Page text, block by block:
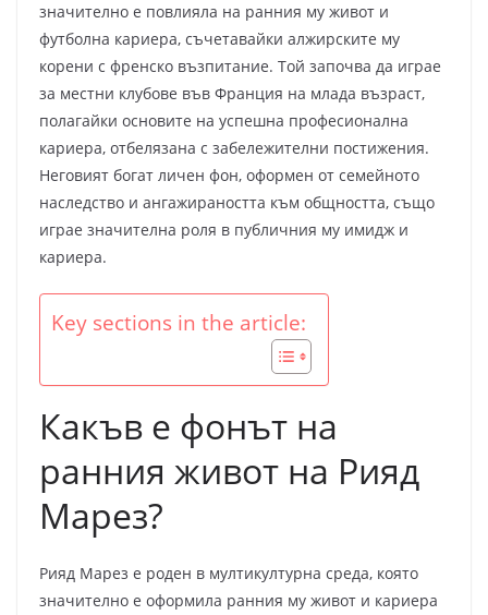
значително е повлияла на ранния му живот и
футболна кариера, съчетавайки алжирските му
корени с френско възпитание. Той започва да играе
за местни клубове във Франция на млада възраст,
полагайки основите на успешна професионална
кариера, отбелязана с забележителни постижения.
Неговият богат личен фон, оформен от семейното
наследство и ангажираността към общността, също
играе значителна роля в публичния му имидж и
кариера.
Key sections in the article:
Какъв е фонът на
ранния живот на Рияд
Марез?
Рияд Марез е роден в мултикултурна среда, която
значително е оформила ранния му живот и кариера